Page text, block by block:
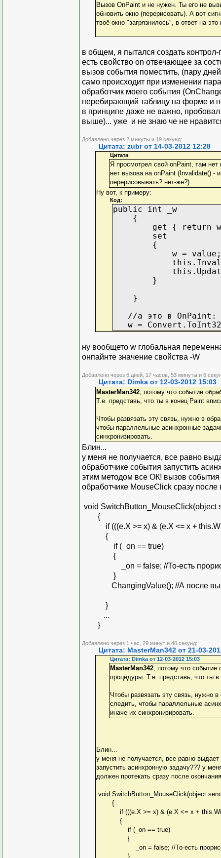
Вызов OnPaint и не нужен. Ты его не
обновить окно (перерисовать). А вот
твоё окно "загрязнилось", в ответ на
в общем, я пытался создать
есть свойство on отвечающее за
вызов события поместить, (пару
само происходит при изменении
обработчик моего события
перебирающий таблицу на форме и
в принципе даже не важно,
выше)... уже и не знаю че не
Добавлено через 2 минуты и 19 секунд:
Цитата: zubr от 14-03-2012 12:28
Цитата
Я просмотрел свой onPaint, там
нет вызова на onPaint (Invalidate() -
перерисовывать? нет-же?)
Ну вот, к примеру:
Код:
public int _w
{
get { return
set
{
w = value;
}
}
//а это в OnPaint:
w =
ну вообщето w глобальная
онпайнте значение свойства -W
Добавлено через 6 дней, 17 часов, 53 минуты и 6
Цитата: Dimka от 12-03-2012 15:03
MasterMan342, потому что событие
Т.е. представь, что ты в конец Paint
Чтобы развязать эту связь, нужно в
чтобы параллельные асинхронные
синхронизировать.
Блин...
у меня не получается, все равно
обработчике события запустить
этим методом все ОК! вызов события
обработчике MouseClick сразу
void SwitchButton_MouseClick(object
{
if (((e.X >= x) & (e.X <= x +
{
if (_on == true)
{
_on = false; //То-есть
}
ChangingValue(); //А после
}
...
}
Добавлено через 1 час, 29 минут и 40 секунд:
Цитата: MasterMan342 от 21-03-
Цитата: Dimka от 12-03-2012 15:03
MasterMan342 , потому что
процедуры. Т.е. представь, что ты
Чтобы развязать эту связь, нужно
следить, чтобы параллельные
иначе их синхронизировать.
Блин...
у меня не получается, все равно
запустить асинхронную задачу??? у
должен протекать сразу после
void SwitchButton_MouseClick(object
{
if (((e.X >= x) & (e.X <= x +
{
if (_on == true)
{
_on = false; //То-есть прорисовка
}